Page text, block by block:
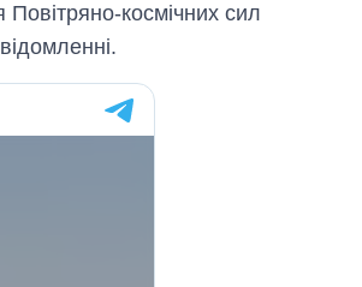
Повітряно-космічних сил